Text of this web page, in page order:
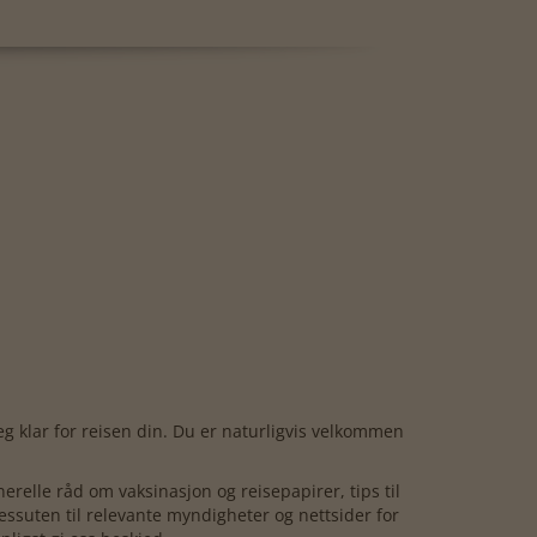
klar for reisen din. Du er naturligvis velkommen
råd om vaksinasjon og reisepapirer, tips til
til relevante myndigheter og nettsider for